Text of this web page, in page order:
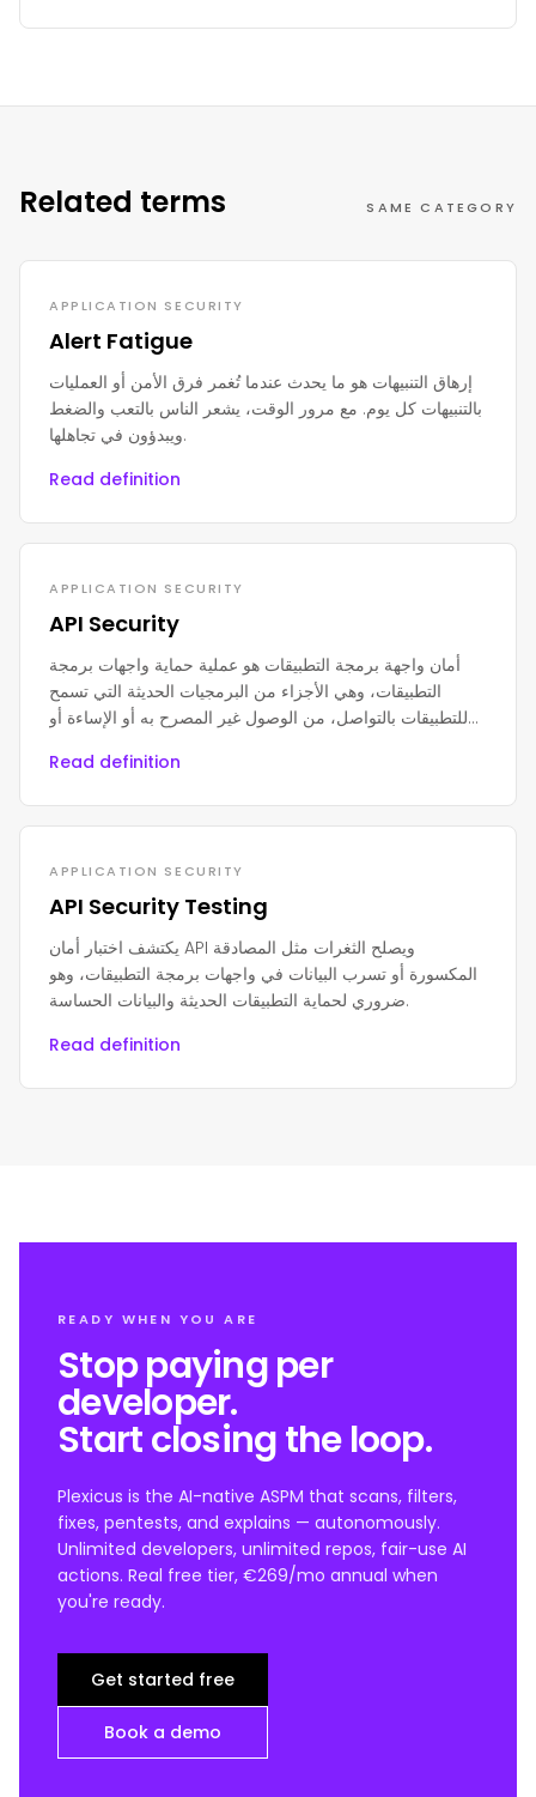
Related terms SAME CATEGORY
APPLICATION SECURITY
Alert Fatigue
إرهاق التنبيهات هو ما يحدث عندما تُغمر فرق الأمن أو العمليات
بالتنبيهات كل يوم. مع مرور الوقت، يشعر الناس بالتعب والضغط
ويبدؤون في تجاهلها.
Read definition
APPLICATION SECURITY
API Security
أمان واجهة برمجة التطبيقات هو عملية حماية واجهات برمجة
التطبيقات، وهي الأجزاء من البرمجيات الحديثة التي تسمح
للتطبيقات بالتواصل، من الوصول غير المصرح به أو الإساءة أو
Read definition
APPLICATION SECURITY
API Security Testing
يكتشف اختبار أمان API ويصلح الثغرات مثل المصادقة
المكسورة أو تسرب البيانات في واجهات برمجة التطبيقات، وهو
ضروري لحماية التطبيقات الحديثة والبيانات الحساسة.
Read definition
READY WHEN YOU ARE
Stop paying per
developer.
Start closing the loop.
Plexicus is the AI-native ASPM that scans, filters,
fixes, pentests, and explains — autonomously.
Unlimited developers, unlimited repos, fair-use AI
actions. Real free tier, €269/mo annual when
you're ready.
Get started free
Book a demo